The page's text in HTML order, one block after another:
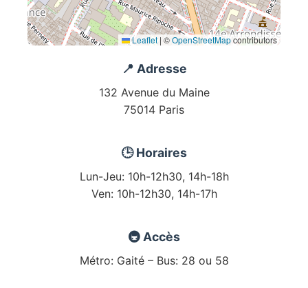
Leaflet | ©OpenStreetMapcontributors
📍 Adresse
132 Avenue du Maine
75014 Paris
🕒 Horaires
Lun-Jeu: 10h-12h30, 14h-18h
Ven: 10h-12h30, 14h-17h
🚇 Accès
Métro: Gaité – Bus: 28 ou 58